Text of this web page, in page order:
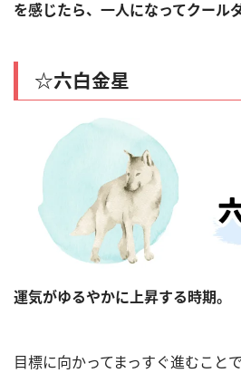
を感じたら、一人になってクール
☆六白金星
運気がゆるやかに上昇する時期。
目標に向かってまっすぐ進むこと